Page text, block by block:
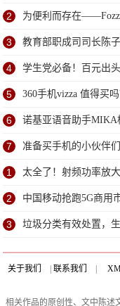
2 为便利而存在
3 教育部职成司司长陈
研
4 学生党必备！百元出
5 360手机vizza 值得买
6 诺基亚语音助手MIKA
7 准备买手机的小伙伴
机吧
1 太全了！射频功率放
2 中国移动抢跑5G商用
3 垃圾分类有效处置，
关于我们 联系我们
相关作品的原创性、文中陈述